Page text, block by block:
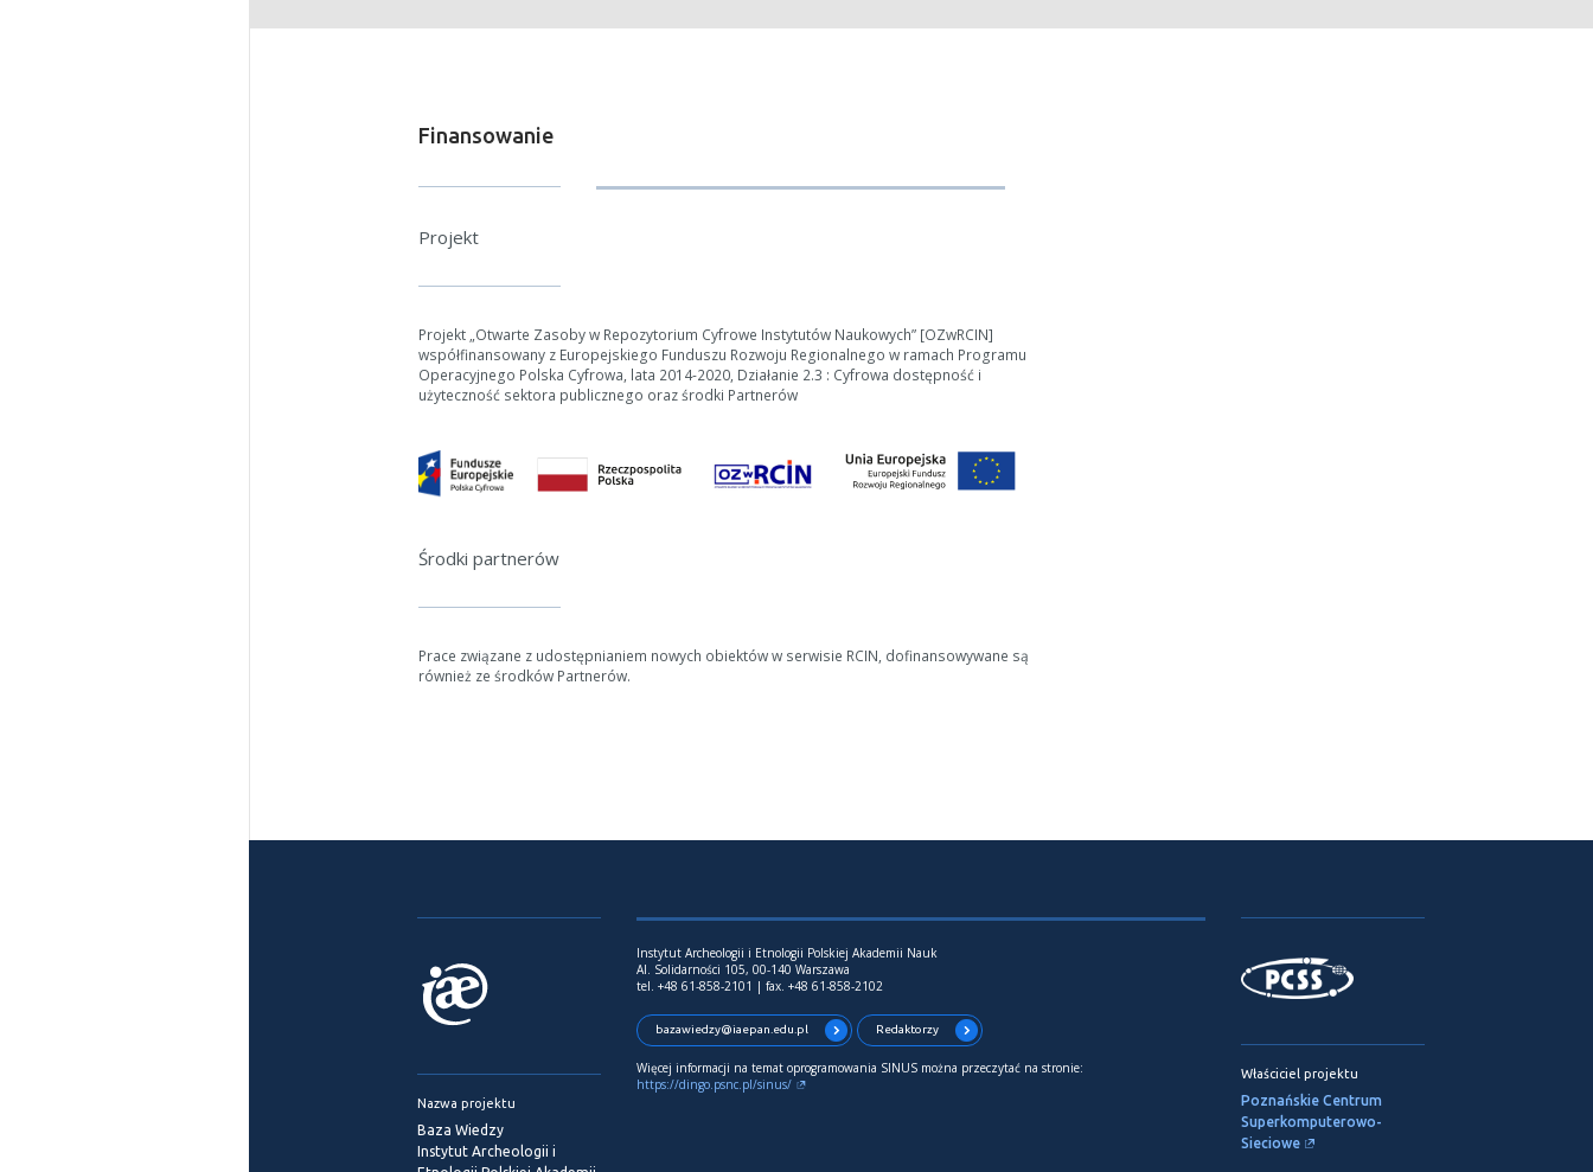
Jeśli generowanie trwa zbyt długo można ograniczyć dane np. zmniejszając zakres lat.
Anuluj
Finansowanie
Projekt
Projekt „Otwarte Zasoby w Repozytorium Cyfrowe Instytutów Naukowych” [OZwRCIN]
współfinansowany z Europejskiego Funduszu Rozwoju Regionalnego w ramach Programu
Operacyjnego Polska Cyfrowa, lata 2014-2020, Działanie 2.3 : Cyfrowa dostępność i
użyteczność sektora publicznego oraz środki Partnerów
Środki partnerów
Prace związane z udostępnianiem nowych obiektów w serwisie RCIN, dofinansowywane są
również ze środków Partnerów.
Nazwa projektu
Baza Wiedzy
Instytut Archeologii i
Instytut Archeologii i Etnologii Polskiej Akademii Nauk
Al. Solidarności 105, 00-140 Warszawa
tel. +48 61-858-2101 | fax. +48 61-858-2102
bazawiedzy@iaepan.edu.pl Redaktorzy
Więcej informacji na temat oprogramowania SINUS można przeczytać na stronie:
https://dingo.psnc.pl/sinus/
Właściciel projektu
Poznańskie Centrum
Superkomputerowo-
Sieciowe